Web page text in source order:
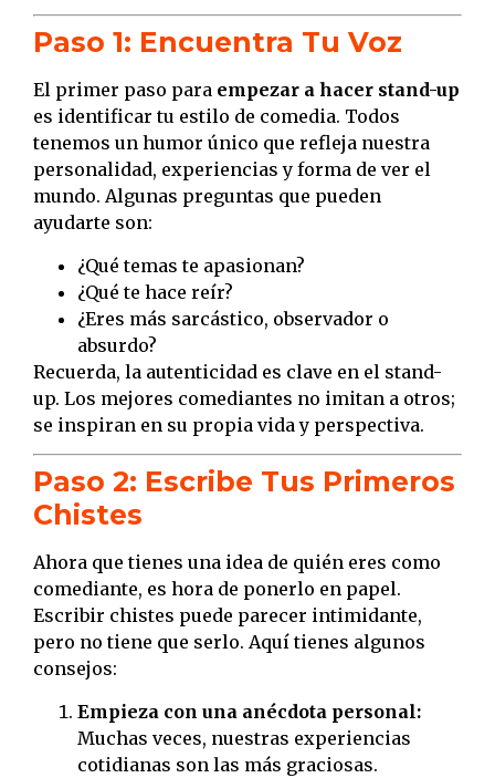
Paso 1: Encuentra Tu Voz
El primer paso para empezar a hacer stand-up
es identificar tu estilo de comedia. Todos
tenemos un humor único que refleja nuestra
personalidad, experiencias y forma de ver el
mundo. Algunas preguntas que pueden
ayudarte son:
¿Qué temas te apasionan?
¿Qué te hace reír?
¿Eres más sarcástico, observador o
absurdo?
Recuerda, la autenticidad es clave en el stand-
up. Los mejores comediantes no imitan a otros;
se inspiran en su propia vida y perspectiva.
Paso 2: Escribe Tus Primeros
Chistes
Ahora que tienes una idea de quién eres como
comediante, es hora de ponerlo en papel.
Escribir chistes puede parecer intimidante,
pero no tiene que serlo. Aquí tienes algunos
consejos:
Empieza con una anécdota personal:
Muchas veces, nuestras experiencias
cotidianas son las más graciosas.